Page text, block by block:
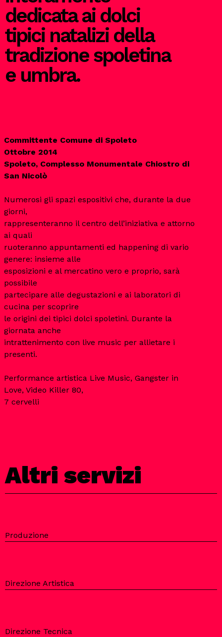
dedicata ai dolci
tipici natalizi della
tradizione spoletina
e umbra.
Committente Comune di Spoleto
Ottobre 2014
Spoleto, Complesso Monumentale Chiostro di
Numerosi gli spazi espositivi che, durante la due
giorni,
rappresenteranno il centro dell’iniziativa e attorno
ai quali
ruoteranno appuntamenti ed happening di vario
genere: insieme alle
esposizioni e al mercatino vero e proprio, sarà
possibile
partecipare alle degustazioni e ai laboratori di
cucina per scoprire
le origini dei tipici dolci spoletini. Durante la
giornata anche
intrattenimento con live music per allietare i
presenti.
Performance artistica Live Music, Gangster in
Love, Video Killer 80,
7 cervelli
Altri servizi
Produzione
Direzione Artistica
Direzione Tecnica